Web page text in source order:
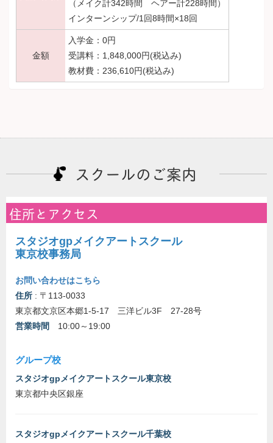
（メイク計342時間 ヘアー計228時間）
インターンシップ/1回8時間×18回
金額
入学金：0円
受講料：1,848,000円(税込み)
教材費：236,610円(税込み)
スクールのご案内
住所とアクセス
スタジオgpメイクアートスクール
東京校事務局
お問い合わせはこちら
住所 : 〒113-0033
東京都文京区本郷1-5-17 三洋ビル3F 27-28号
営業時間
10:00～19:00
グループ校
スタジオgpメイクアートスクール東京校
東京都中央区銀座
スタジオgpメイクアートスクール千葉校